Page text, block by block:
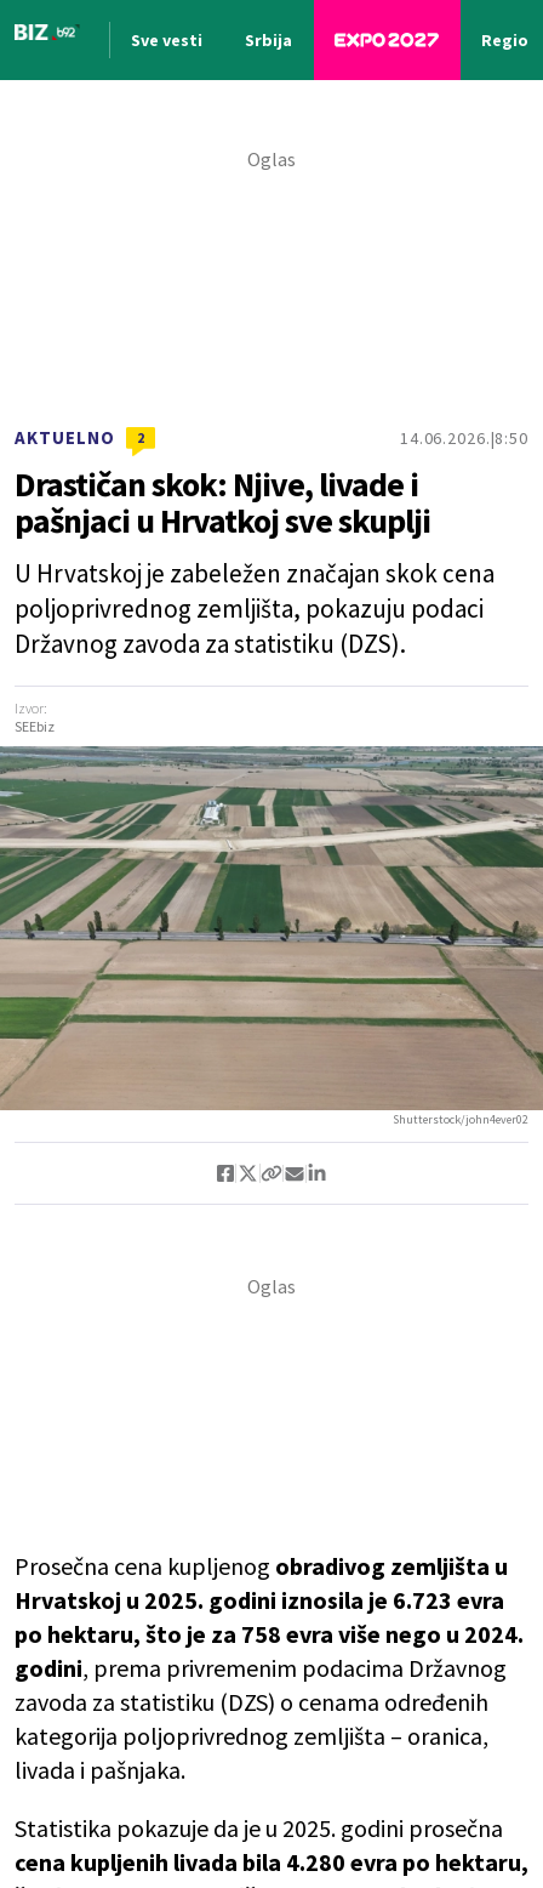
Sve vesti Srbija Region
AKTUELNO 2 14.06.2026. 8:50
Drastičan skok: Njive, livade i
pašnjaci u Hrvatkoj sve skuplji
U Hrvatskoj je zabeležen značajan skok cena
poljoprivrednog zemljišta, pokazuju podaci
Državnog zavoda za statistiku (DZS).
Izvor:
SEEbiz
Shutterstock/john4ever02
Prosečna cena kupljenog obradivog zemljišta u
Hrvatskoj u 2025. godini iznosila je 6.723 evra
po hektaru, što je za 758 evra više nego u 2024.
godini, prema privremenim podacima Državnog
zavoda za statistiku (DZS) o cenama određenih
kategorija poljoprivrednog zemljišta – oranica,
livada i pašnjaka.
Statistika pokazuje da je u 2025. godini prosečna
cena kupljenih livada bila 4.280 evra po hektaru,